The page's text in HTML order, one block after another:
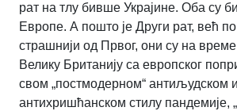
рат на тлу бивше Украјине. Оба су
Европе. А пошто је Други рат, већ по
страшнији од Првог, они су на
Велику Британију са европског
свом „постмодерном“ антиљудском и
антихришћанском стилу пандемије,